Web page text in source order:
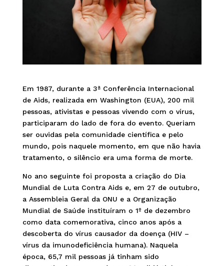
Em 1987, durante a 3ª Conferência Internacional
de Aids, realizada em Washington (EUA), 200 mil
pessoas, ativistas e pessoas vivendo com o vírus,
participaram do lado de fora do evento. Queriam
ser ouvidas pela comunidade científica e pelo
mundo, pois naquele momento, em que não havia
tratamento, o silêncio era uma forma de morte.
No ano seguinte foi proposta a criação do Dia
Mundial de Luta Contra Aids e, em 27 de outubro,
a Assembleia Geral da ONU e a Organização
Mundial de Saúde instituíram o 1º de dezembro
como data comemorativa, cinco anos após a
descoberta do vírus causador da doença (HIV –
vírus da imunodeficiência humana). Naquela
época, 65,7 mil pessoas já tinham sido